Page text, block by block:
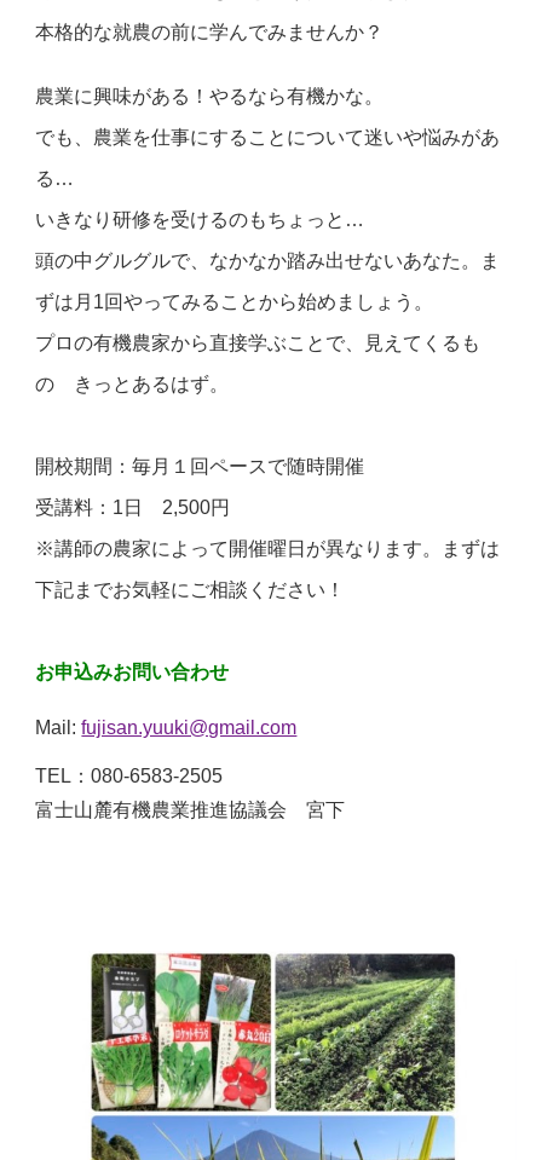
本格的な就農の前に学んでみませんか？
農業に興味がある！やるなら有機かな。
でも、農業を仕事にすることについて迷いや悩みがあ
る…
いきなり研修を受けるのもちょっと…
頭の中グルグルで、なかなか踏み出せないあなた。ま
ずは月1回やってみることから始めましょう。
プロの有機農家から直接学ぶことで、見えてくるも
の きっとあるはず。
開校期間：毎月１回ペースで随時開催
受講料：1日 2,500円
※講師の農家によって開催曜日が異なります。まずは
下記までお気軽にご相談ください！
お申込みお問い合わせ
Mail:fujisan.yuuki@gmail.com
TEL：080-6583-2505
富士山麓有機農業推進協議会 宮下